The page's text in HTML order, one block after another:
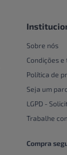
Sobre nós
Condições
Política de
Seja um
LGPD -
Trabalhe
Compra